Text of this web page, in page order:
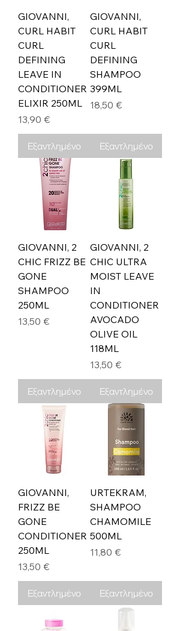
GIOVANNI,
CURL HABIT
CURL
DEFINING
LEAVE IN
CONDITIONER
ELIXIR 250ML
Τιμή
13,90 €
Εξαντλημένο
GIOVANNI,
CURL HABIT
CURL
DEFINING
SHAMPOO
399ML
Τιμή
18,50 €
Εξαντλημένο
GIOVANNI, 2
CHIC FRIZZ BE
GONE
SHAMPOO
250ML
Τιμή
13,50 €
Εξαντλημένο
GIOVANNI, 2
CHIC ULTRA
MOIST LEAVE
IN
CONDITIONER
AVOCADO
OLIVE OIL
118ML
Τιμή
13,50 €
Εξαντλημένο
GIOVANNI,
FRIZZ BE
GONE
CONDITIONER
250ML
Τιμή
13,50 €
Εξαντλημένο
URTEKRAM,
SHAMPOO
CHAMOMILE
500ML
Τιμή
11,80 €
Εξαντλημένο